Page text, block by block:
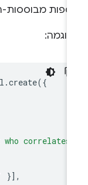
מבוססות-
.create
who